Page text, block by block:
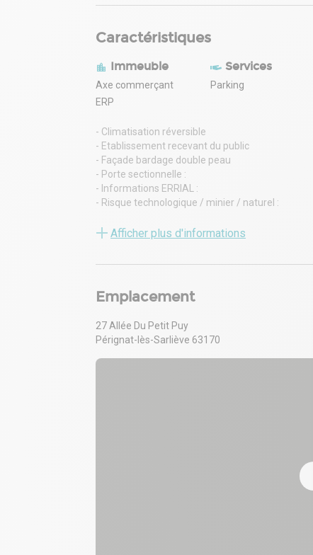
Charges annuelles : 0 Euros
- Type de bail : Commercial
- Préavis : 6 mois
- Indice : ILC
- Indexation : Annuelle, date prise effet
- Loyers et charges : Trimestriels et d'avance
Caractéristiques
Immeuble
Axe commerçant
ERP
Services
Parking
- Climatisation réversible
- Etablissement recevant du public
- Façade bardage double peau
- Porte sectionnelle :
- Informations ERRIAL :
- Risque technologique / minier / naturel :
- Zone Radon :
Afficher plus d'informations
Emplacement
27 Allée Du Petit Puy
Pérignat-lès-Sarliève 63170